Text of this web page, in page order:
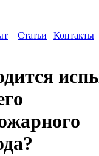
Статьи Контакты